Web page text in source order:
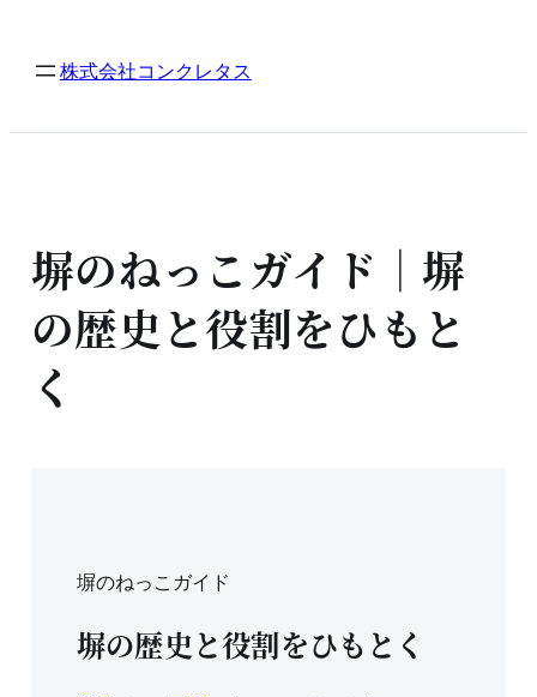
容
プ
株式会社コンクレタス
塀のねっこガイド｜塀
の歴史と役割をひもと
く
塀のねっこガイド
塀の歴史と役割をひもとく